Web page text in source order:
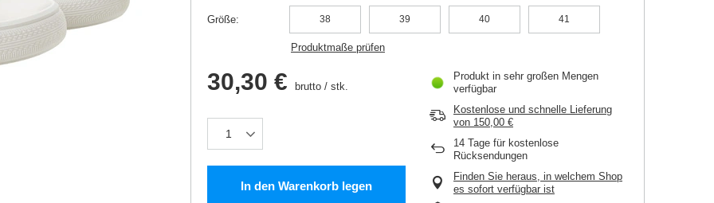
Größe 38 39 40 41
Produktmaße prüfen
30,30 € brutto / stk.
In den Warenkorb legen
Produkt in sehr großen Mengen
verfügbar
Kostenlose und schnelle Lieferung
von 150,00 €
14 Tage für kostenlose
Rücksendungen
Finden Sie heraus, in welchem Shop
es sofort verfügbar ist